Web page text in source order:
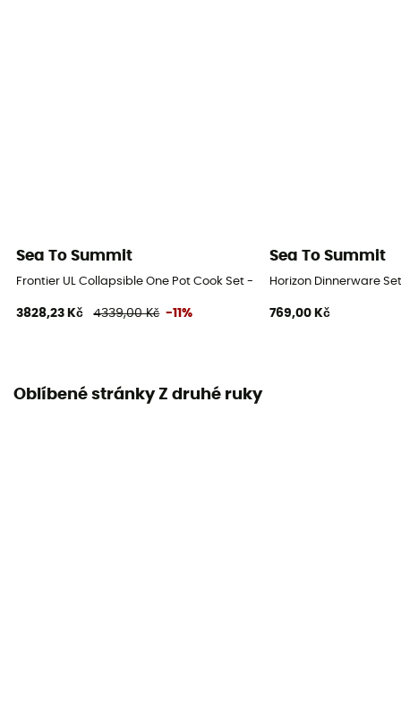
Sea To Summit
Frontier UL Collapsible One Pot Cook Set - Sady nádobí
3828,23 Kč 4339,00 Kč -11%
Sea To Summit
Horizon Dinnerware
769,00 Kč
Oblíbené stránky Z druhé ruky